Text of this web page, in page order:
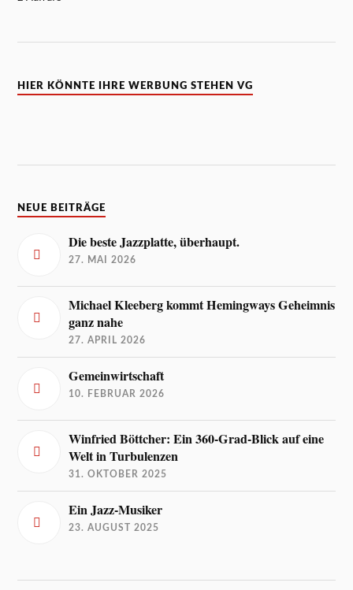
HIER KÖNNTE IHRE WERBUNG STEHEN VG
NEUE BEITRÄGE
Die beste Jazzplatte, überhaupt.
27. MAI 2026
Michael Kleeberg kommt Hemingways Geheimnis
ganz nahe
27. APRIL 2026
Gemeinwirtschaft
10. FEBRUAR 2026
Winfried Böttcher: Ein 360-Grad-Blick auf eine
Welt in Turbulenzen
31. OKTOBER 2025
Ein Jazz-Musiker
23. AUGUST 2025